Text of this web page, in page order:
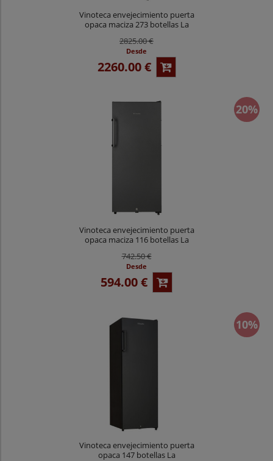
Vinoteca envejecimiento puerta
opaca maciza 273 botellas La
2825.00 €
Desde
2260.00 €
20%
Vinoteca envejecimiento puerta
opaca maciza 116 botellas La
742.50 €
Desde
594.00 €
10%
Vinoteca envejecimiento puerta
opaca 147 botellas La